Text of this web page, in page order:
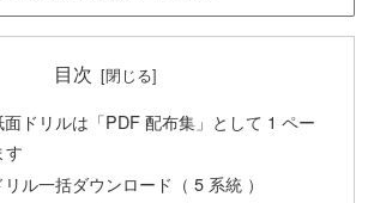
目次
ドリルは「PDF 配布集」として 1 ペー
す
ル一括ダウンロード（ 5 系統 ）